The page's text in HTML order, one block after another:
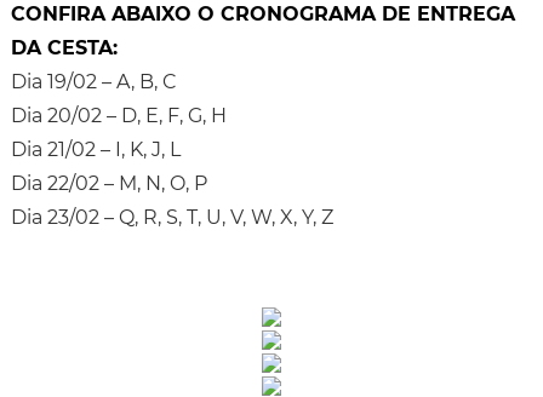
CONFIRA ABAIXO O CRONOGRAMA DE ENTREGA
DA CESTA:
Dia 19/02 – A, B, C
Dia 20/02 – D, E, F, G, H
Dia 21/02 – I, K, J, L
Dia 22/02 – M, N, O, P
Dia 23/02 – Q, R, S, T, U, V, W, X, Y, Z